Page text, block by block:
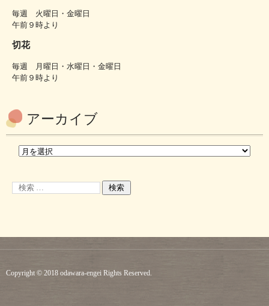
毎週 火曜日・金曜日
午前９時より
切花
毎週 月曜日・水曜日・金曜日
午前９時より
アーカイブ
Copyright © 2018 odawara-engei Rights Reserved.